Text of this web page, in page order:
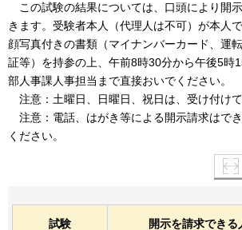
こ の試験の結果については、口頭により開
きます。受験者本人（代理人は不可）が本人
顔写真付きの書類（マイナンバーカード、運
証等）を持参の上、午前8時30分から午後5時
部人事課人事担当まで直接おいでください。
注意： 土曜日、日曜日、祝日は、受け付けて
注意： 電話、はがき等による開示請求はで
ください。
試験 開示を請求できる